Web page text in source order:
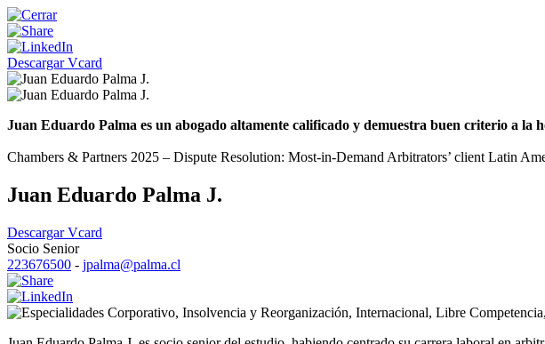
Descargar Vcard
Juan Eduardo Palma es un abogado altamente calificado y demuestra buen criterio a la
Chambers & Partners 2025 – Dispute Resolution: Most-in-Demand Arbitrators’ client Latin
Juan Eduardo Palma J.
Descargar Vcard
Socio Senior
223676500 - jpalma@palma.cl
Corporativo, Insolvencia y Reorganización, Internacional, Libre Competencia,